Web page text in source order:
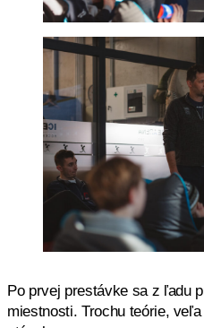
Po prvej prestávke sa z ľadu
miestnosti. Trochu teórie,